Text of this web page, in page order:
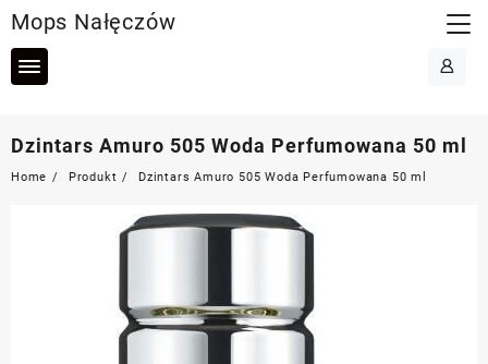
to
content
Mops Nałęczów
Dzintars Amuro 505 Woda Perfumowana 50 ml
Home Produkt Dzintars Amuro 505 Woda Perfumowana 50 ml